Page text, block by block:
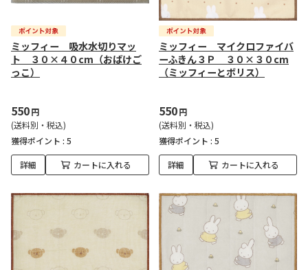
ミッフィー 吸水水切りマッ
ト ３０×４０cm（おばけご
っこ）
550円
(送料別・税込)
獲得ポイント : 5
詳細 カートに入れる
ミッフィー マイクロファイバ
ーふきん３Ｐ ３０×３０cm
（ミッフィーとボリス）
550円
(送料別・税込)
獲得ポイント : 5
詳細 カートに入れる